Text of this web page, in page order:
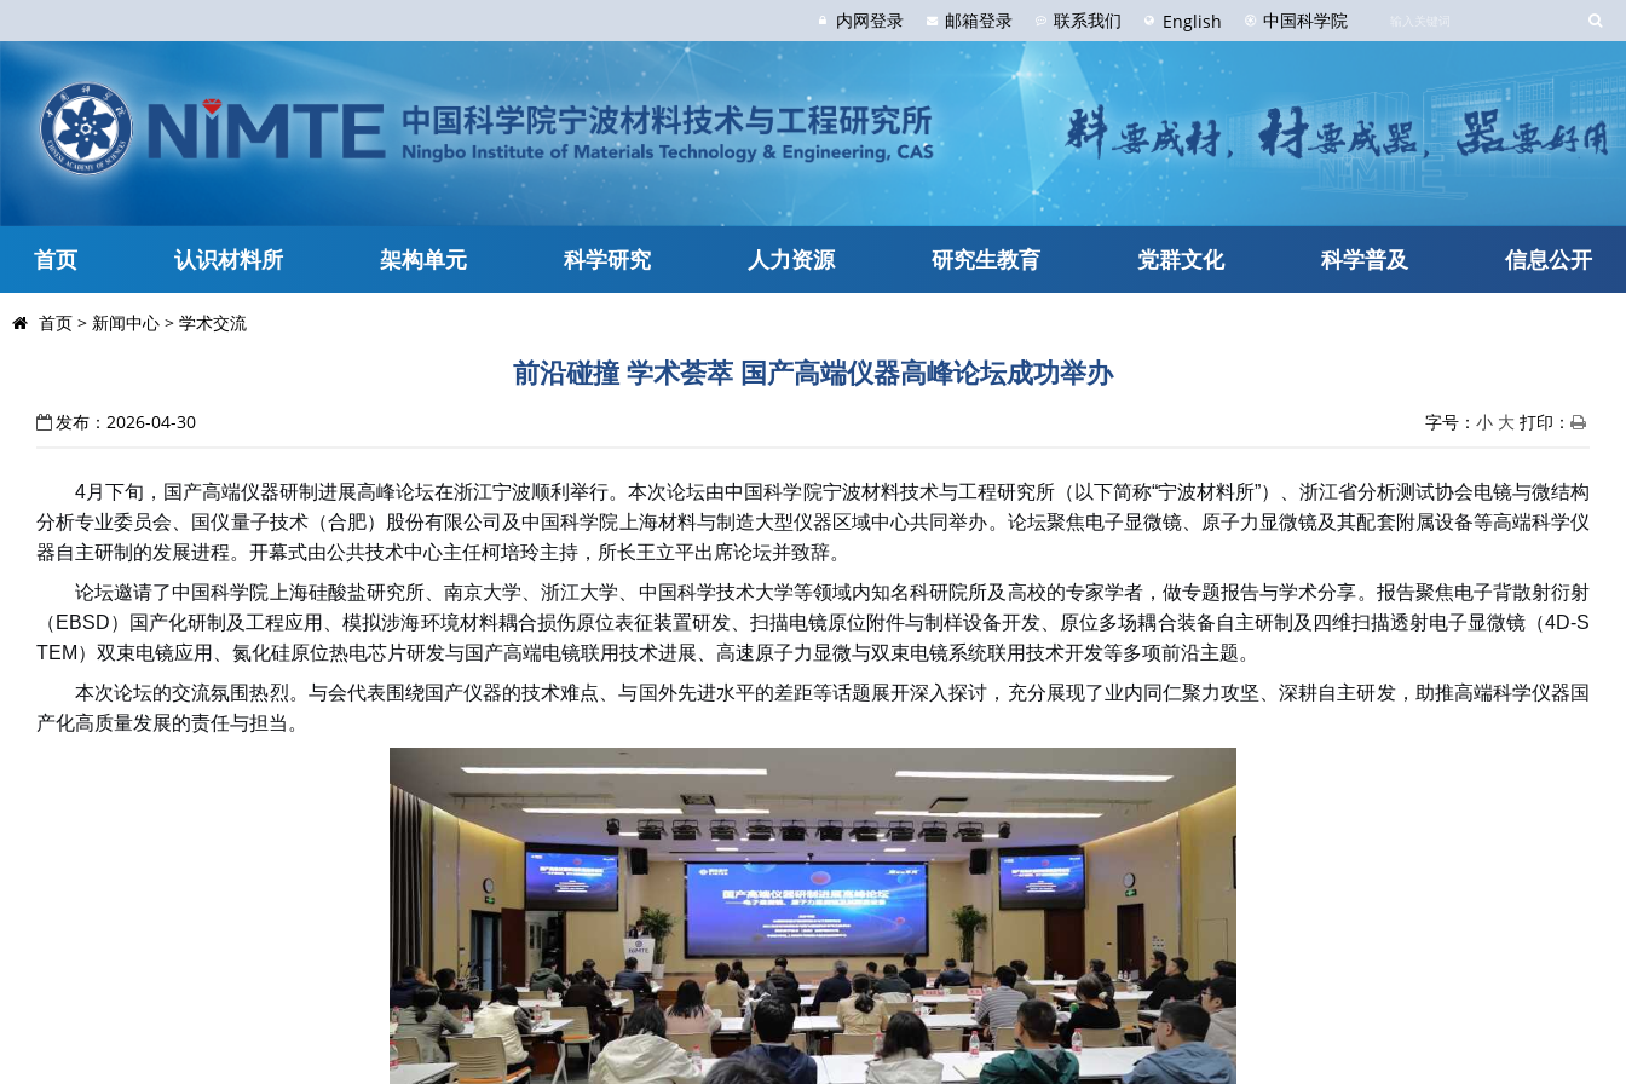
内网登录 邮箱登录 联系我们 English 中国科学院
首页 认识材料所 架构单元 科学研究 人力资源 研究生教育 党群文化 科学普及 信息公开
首页 > 新闻中心 > 学术交流
前沿碰撞 学术荟萃 国产高端仪器高峰论坛成功举办
发布：2026-04-30 字号： 小 大 打印：
4月下旬，国产高端仪器研制进展高峰论坛在浙江宁波顺利举行。本次论坛由中国科学院宁波材料技术与工程研究所（ 以下简称“宁波材料所”）
、浙江省分析测试协会电镜与微结构
分析专业委员会、国仪量子技术（合肥）股份有限公司及中国科学院上海材料与制造大型仪器区域中心共同举办。论坛聚焦电子显微镜、原子力显微镜及其配套附属设备等高端科学仪
器自主研制 的发展进程。 开幕式由公共技术中心主任柯培玲主持，所长王立平出席论坛并致辞。
论坛邀请了中国科学院上海硅酸盐研究所、南京大学、浙江大学、中国科学技术大学等领域内知名科研院所及高校的专家学者， 做专题报告与学术分享。 报告聚焦电子背散射衍射
（ EBSD） 国产化研制及工程应用、模拟涉海环境材料耦合损伤原位表征装置研发、扫描电镜原位附件与制样设备开发、原位多场耦合装备自主研制及 四维扫描透射电子显微镜 （4D-S
TEM ） 双束电镜应用、氮化硅原位热电芯片研发与国产高端电镜联用技术进展、高速原子力显微与双束电镜系统联用技术开发等多项前沿主题。
本次论坛的交流氛围热烈。与会代表围绕国产仪器的技术难点 、与国外先进水平的差距等话题展开深入探讨 ， 充分展现了业内同仁聚力攻坚、深耕自主研发，助推高端科学仪器国
产化高质量发展的责任与担当。